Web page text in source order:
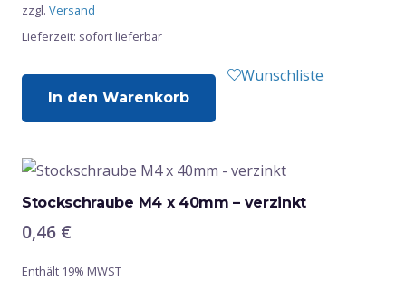
zzgl. Versand
Lieferzeit: sofort lieferbar
In den Warenkorb
Wunschliste
Stockschraube M4 x 40mm – verzinkt
0,46 €
Enthält 19% MWST